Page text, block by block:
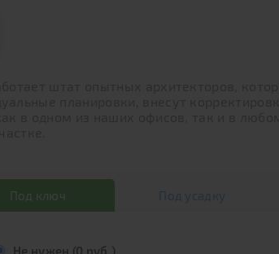
Под ключ Под усадку
Не нужен (0 руб.)